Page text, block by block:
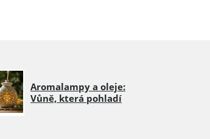
Aromalampy a oleje:
Vůně, která pohladí